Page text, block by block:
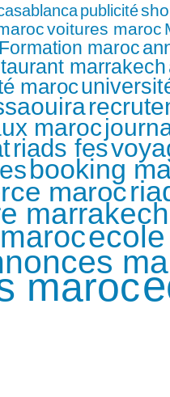
publicité
voitures maroc
Formation maroc
marrakech
maroc
maroc
riads fes
booking
maroc
marrakech
maroc